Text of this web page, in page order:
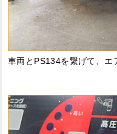
車両とPS134を繋げて、エ